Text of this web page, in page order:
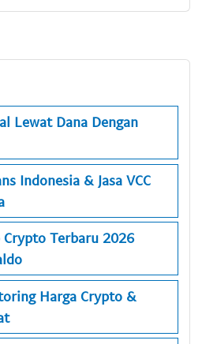
Lewat Dana Dengan
Indonesia & Jasa VCC
Terbaru 2026
Harga Crypto &